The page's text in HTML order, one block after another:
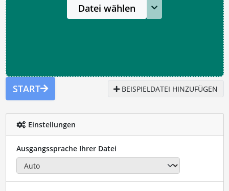
Datei wählen
START BEISPIELDATEI HINZUFÜGEN
Einstellungen
Ausgangssprache Ihrer Datei